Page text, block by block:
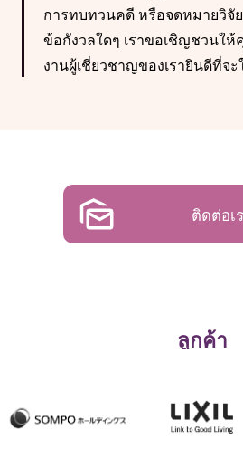
การทบทวนคดี หรือจดหมายวิ
ข้อกังวลใดๆ เราขอเชิญชวนใ
งานผู้เชี่ยวชาญของเรายินดีที่จ
ติดต่อเ
ลูกค้า